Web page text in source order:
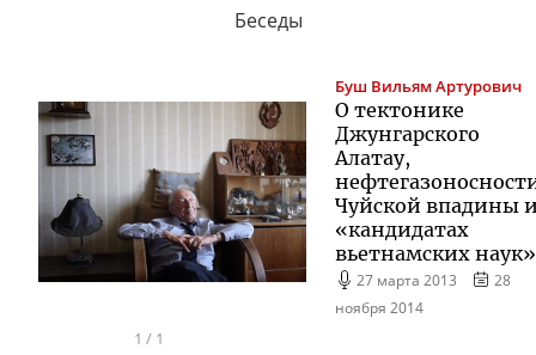
Беседы
Буш Вильям Артурович
О тектонике
Джунгарского
Алатау,
Чуйской впадины
«кандидатах
вьетнамских наук»
27 марта 2013
28
ноября 2014
1 / 1